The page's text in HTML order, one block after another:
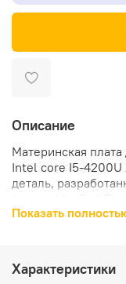
Описание
Материнская
Intel core I5-4200U
деталь,
Показать
Характеристики